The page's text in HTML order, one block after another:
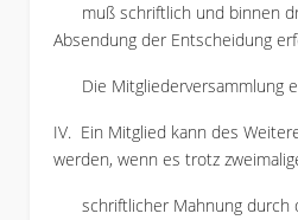
muß schriftlich und binnen
Absendung der Entscheidung
Die Mitgliederversammlung
IV. Ein Mitglied kann des
werden, wenn es trotz
schriftlicher Mahnung durch